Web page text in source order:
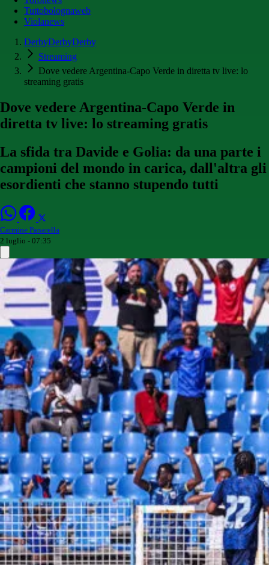
Tuttobolognaweb
Violanews
DerbyDerbyDerby
Streaming
Dove vedere Argentina-Capo Verde in diretta tv live: lo
streaming gratis
Dove vedere Argentina-Capo Verde in
diretta tv live: lo streaming gratis
La sfida tra Davide e Golia: da una parte i
campioni del mondo in carica, dall'altra gli
esordienti che stanno stupendo tutti
Carmine Panarella
2 luglio - 07:35